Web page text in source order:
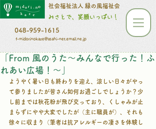
​​​​​社会福祉法人 緑の風福祉会
みさとで、笑顔いっぱい！
048-959-1615
f-midorinokaze@asahi-net.email.ne.jp
「From 風のうた～みんなで行った！ふ
れあい広場！～」
ようやく暑い日も終わりを迎え、涼しい日々がやっ
て参りましたが皆さん如何お過ごしでしょうか？少
し前までは秋花粉が飛び交っており、くしゃみが止
まらずにやや大変でしたが（主に職員が）、それも
徐々に収まり（筆者は抗アレルギーの凄さを体験し